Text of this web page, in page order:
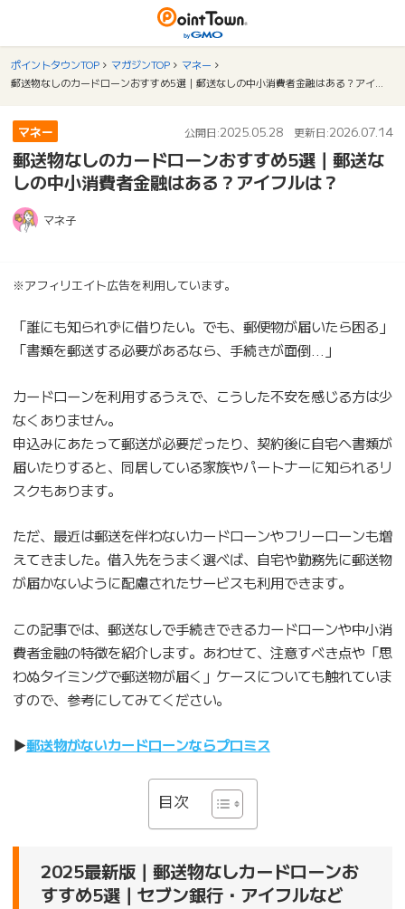
ポイントタウンTOP マガジンTOP
マネー
マネー 公開日:2025.05.28 更新日:2026.07.14
郵送物なしのカードローンおすすめ5選｜郵送な
しの中小消費者金融はある？アイフルは？
マネ子
※アフィリエイト広告を利用しています。
「誰にも知られずに借りたい。でも、郵便物が届いたら困る」
「書類を郵送する必要があるなら、手続きが面倒…」
カードローンを利用するうえで、こうした不安を感じる方は少
なくありません。
申込みにあたって郵送が必要だったり、契約後に自宅へ書類が
届いたりすると、同居している家族やパートナーに知られるリ
スクもあります。
ただ、最近は郵送を伴わないカードローンやフリーローンも増
えてきました。借入先をうまく選べば、自宅や勤務先に郵送物
が届かないように配慮されたサービスも利用できます。
この記事では、郵送なしで手続きできるカードローンや中小消
費者金融の特徴を紹介します。あわせて、注意すべき点や「思
わぬタイミングで郵送物が届く」ケースについても触れていま
すので、参考にしてみてください。
▶︎郵送物がないカードローンならプロミス
目次
2025最新版｜郵送物なしカードローンお
すすめ5選｜セブン銀行・アイフルなど